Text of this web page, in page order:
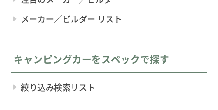
メーカー／ビルダー リスト
キャンピングカーをスペックで探す
絞り込み検索リスト